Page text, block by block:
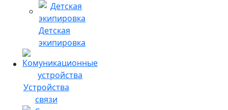
Детская
экипировка
Устройства
связи